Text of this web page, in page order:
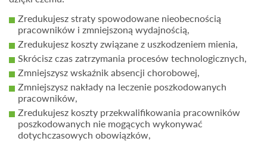
Zredukujesz straty spowodowane nieobecnością
pracowników i zmniejszoną wydajnością,
Zredukujesz koszty związane z uszkodzeniem mienia,
Skrócisz czas zatrzymania procesów technologicznych,
Zmniejszysz wskaźnik absencji chorobowej,
Zmniejszysz nakłady na leczenie poszkodowanych
pracowników,
Zredukujesz koszty przekwalifikowania pracowników
poszkodowanych nie mogących wykonywać
dotychczasowych obowiązków,